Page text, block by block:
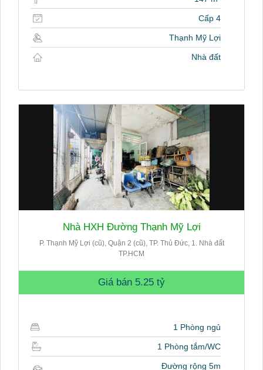
Cấp 4
Thạnh Mỹ Lợi
Nhà đất
Nhà HXH Đường Thạnh Mỹ Lợi
P. Thạnh Mỹ Lợi (cũ), Quận 2 (cũ), TP. Thủ Đức, 1. Nhà đất
TP.HCM
Giá bán 5.25 tỷ
1 Phòng ngủ
1 Phòng tắm/WC
Đường rộng 5m